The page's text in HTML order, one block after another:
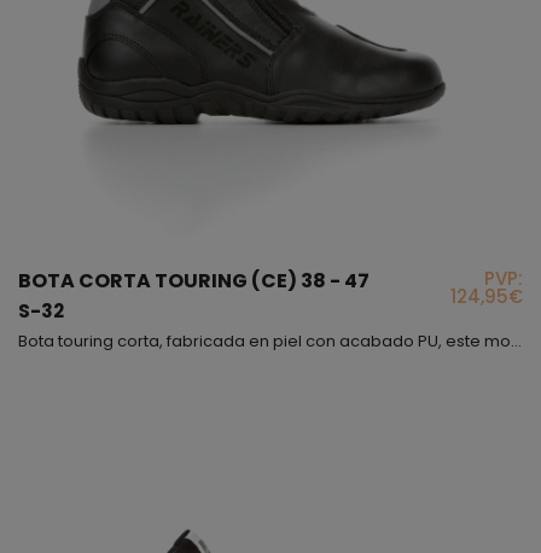
BOTA CORTA TOURING (CE) 38 - 47
S-32
PVP:
124,95€
Bota touring corta, fabricada en piel con acabado PU, este modelo destaca por su apertura con dos cremalleras laterales y dos elásticos traseros, además en la parte delantera lleva una zona con un gran fuelle que sube desde el empeine llegando a la tibia, con toda estos datos, intentamos decirte que el modelo S-32 es muy fácil de poner, muy flexible, muy ancho y que al estar fabricado en piel no tardará en adaptarse a tu pie, también encontrarás en él reflectantes tra...